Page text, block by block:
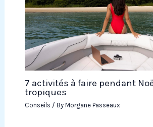
7 activités à faire pendant
tropiques
Conseils / By Morgane Passeaux